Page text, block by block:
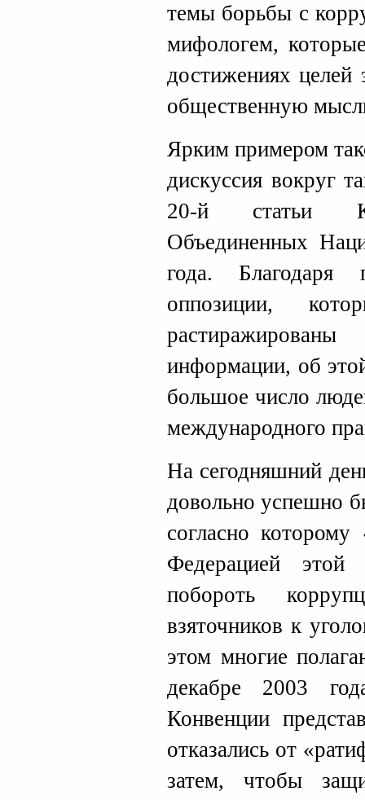
темы борьбы с
мифологем,
достижениях
общественную
Ярким примером
дискуссия вокруг
20-й статьи
Объединенных
года. Благодаря
оппозиции,
информации, об
большое число
международного
На сегодняшний
довольно успешно
согласно которому
Федерацией этой
побороть
взяточников к
этом многие
декабре 2003
Конвенции
отказались от
затем, чтобы